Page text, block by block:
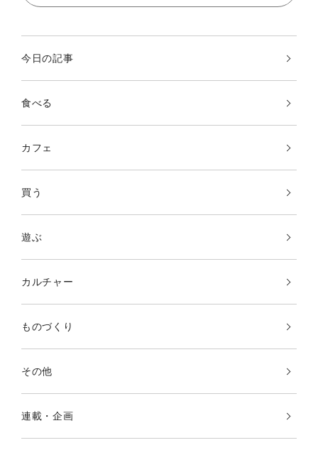
今日の記事
食べる
カフェ
買う
遊ぶ
カルチャー
ものづくり
その他
連載・企画